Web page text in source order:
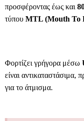
προσφέροντας έως και
τύπου MTL (Mouth To
Φορτίζει γρήγορα μέσω
είναι αντικαταστάσιμα,
για το άτμισμα.